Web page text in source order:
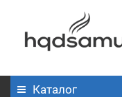
Каталог